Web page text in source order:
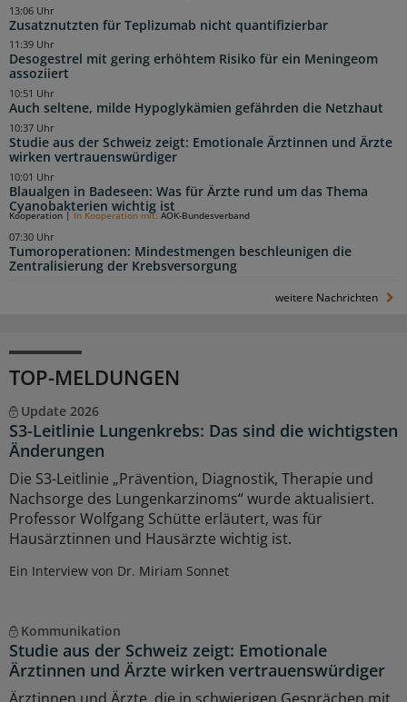
Zusatznutzten für Teplizumab nicht quantifizierbar
13:06 Uhr
Desogestrel mit gering erhöhtem Risiko für ein Meningeom
assoziiert
11:39 Uhr
Auch seltene, milde Hypoglykämien gefährden die Netzhaut
10:51 Uhr
Studie aus der Schweiz zeigt: Emotionale Ärztinnen und Ärzte
wirken vertrauenswürdiger
10:37 Uhr
Blaualgen in Badeseen: Was für Ärzte rund um das Thema
Cyanobakterien wichtig ist
10:01 Uhr
Tumoroperationen: Mindestmengen beschleunigen die
Zentralisierung der Krebsversorgung
Kooperation In Kooperation mit: AOK-Bundesverband
07:30 Uhr
weitere Nachrichten
TOP-MELDUNGEN
Update 2026
S3-Leitlinie Lungenkrebs: Das sind die wichtigsten
Änderungen
Die S3-Leitlinie „Prävention, Diagnostik, Therapie und
Nachsorge des Lungenkarzinoms“ wurde aktualisiert.
Professor Wolfgang Schütte erläutert, was für
Hausärztinnen und Hausärzte wichtig ist.
Ein Interview von Dr. Miriam Sonnet
Kommunikation
Studie aus der Schweiz zeigt: Emotionale
Ärztinnen und Ärzte wirken vertrauenswürdiger